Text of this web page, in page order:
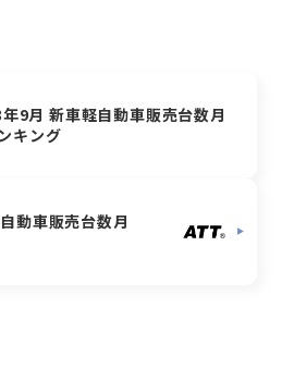
9月 新車軽自動車販売台数月
キング
動車販売台数月